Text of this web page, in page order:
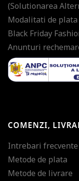
(Solutionarea
Modalitati de plata
Black Friday
Anunturi
COMENZI,
Intrebari frecvente
Metode de plata
Metode de livrare